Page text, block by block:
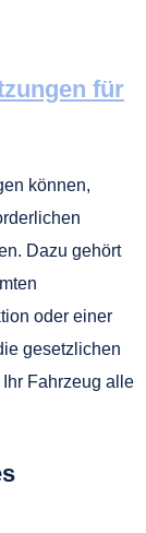
für
können,
Dazu gehört
oder einer
gesetzlichen
Fahrzeug alle